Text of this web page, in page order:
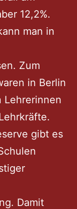
12,2%.
man in
Zum
in Berlin
Lehrerinnen
gibt es
Damit